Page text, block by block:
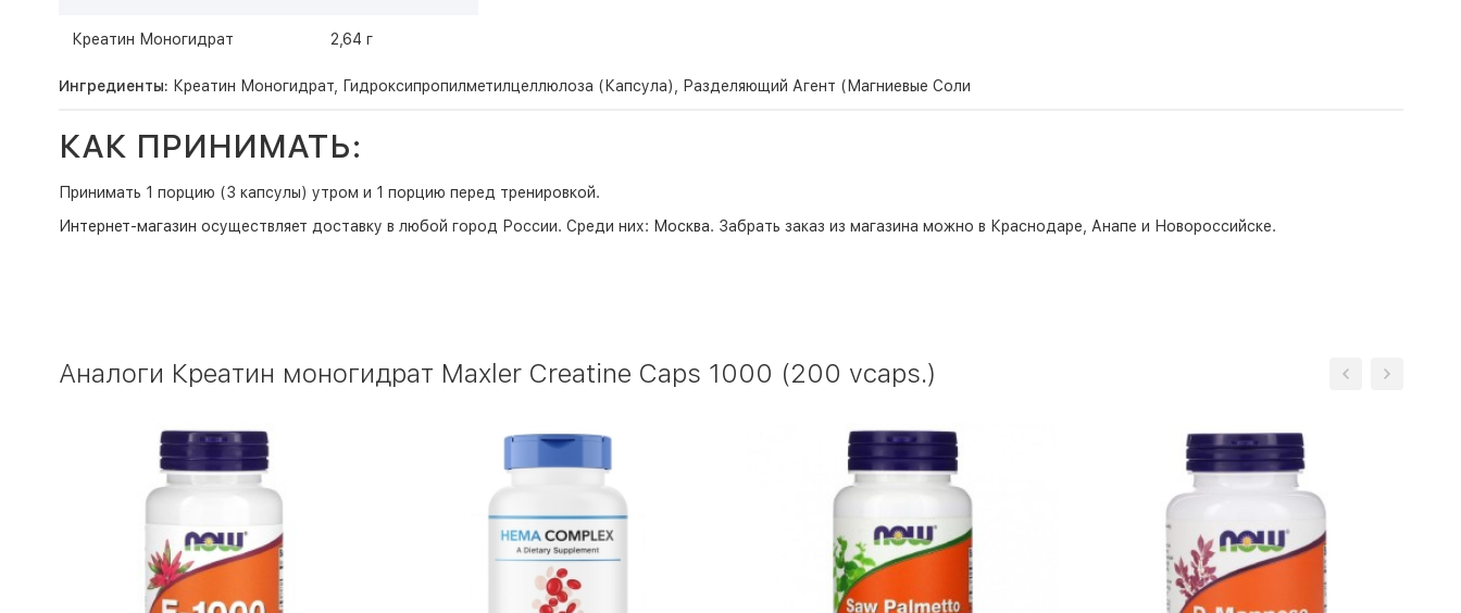
Креатин Моногидрат 2,64 г
Ингредиенты: Креатин Моногидрат, Гидроксипропилметилцеллюлоза (Капсула), Разделяющий Агент (Магниевые Соли
КАК ПРИНИМАТЬ:
Принимать 1 порцию (3 капсулы) утром и 1 порцию перед тренировкой.
Интернет-магазин осуществляет доставку в любой город России. Среди них: Москва. Забрать заказ из магазина можно в Краснодаре, Анапе и Новороссийске.
Аналоги Креатин моногидрат Maxler Creatine Caps 1000 (200 vcaps.)